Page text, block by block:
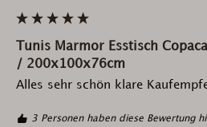
Tunis Marmor Esstisch
/ 200x100x76cm
Alles sehr schön klare
3 Personen haben diese Bewertung